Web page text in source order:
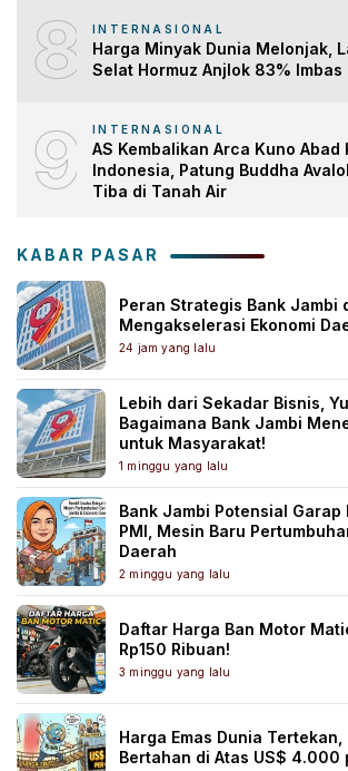
8 INTERNASIONAL
Harga Minyak Dunia Melonjak,
Selat Hormuz Anjlok 83%
9 INTERNASIONAL
AS Kembalikan Arca Kuno
Indonesia, Patung Buddha
Tiba di Tanah Air
KABAR PASAR
Peran Strategis Bank Jambi
Mengakselerasi Ekonomi
24 jam yang lalu
Lebih dari Sekadar Bisnis,
Bagaimana Bank Jambi
untuk Masyarakat!
1 minggu yang lalu
Bank Jambi Potensial Garap
PMI, Mesin Baru
Daerah
2 minggu yang lalu
Daftar Harga Ban Motor
Rp150 Ribuan!
3 minggu yang lalu
Harga Emas Dunia
Bertahan di Atas US$ 4.000